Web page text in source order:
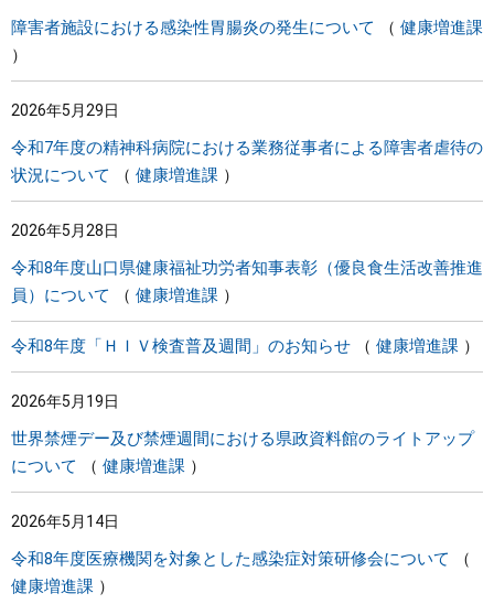
障害者施設における感染性胃腸炎の発生について 健康増進課
2026年5月29日
令和7年度の精神科病院における業務従事者による障害者虐待の
状況について
健康増進課
2026年5月28日
令和8年度山口県健康福祉功労者知事表彰（優良食生活改善推進
員）について
健康増進課
令和8年度「ＨＩＶ検査普及週間」のお知らせ 健康増進課
2026年5月19日
世界禁煙デー及び禁煙週間における県政資料館のライトアップ
について
健康増進課
2026年5月14日
令和8年度医療機関を対象とした感染症対策研修会について
健康増進課